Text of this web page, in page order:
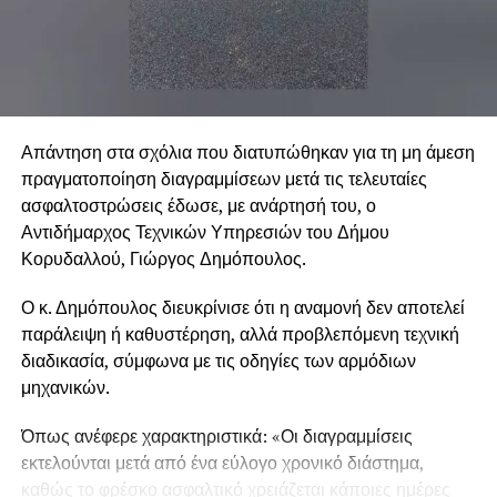
.
.
Απάντηση στα σχόλια που διατυπώθηκαν για τη μη άμεση
πραγματοποίηση διαγραμμίσεων μετά τις τελευταίες
ασφαλτοστρώσεις έδωσε, με ανάρτησή του, ο
Αντιδήμαρχος Τεχνικών Υπηρεσιών του Δήμου
Κορυδαλλού, Γιώργος Δημόπουλος.
Ο κ. Δημόπουλος διευκρίνισε ότι η αναμονή δεν αποτελεί
παράλειψη ή καθυστέρηση, αλλά προβλεπόμενη τεχνική
διαδικασία, σύμφωνα με τις οδηγίες των αρμόδιων
μηχανικών.
Όπως ανέφερε χαρακτηριστικά: «Οι διαγραμμίσεις
εκτελούνται μετά από ένα εύλογο χρονικό διάστημα,
καθώς το φρέσκο ασφαλτικό χρειάζεται κάποιες ημέρες